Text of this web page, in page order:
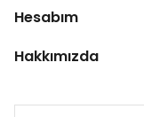
Hesabım
Hakkımızda